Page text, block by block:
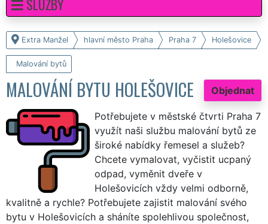
Extra Manžel hlavní město Praha Praha 7 Holešovice
Malování bytů
Objednat
MALOVÁNÍ BYTU HOLEŠOVICE
Potřebujete v městské čtvrti Praha 7
využít naši službu malování bytů ze
široké nabídky řemesel a služeb?
Chcete vymalovat, vyčistit ucpaný
odpad, vyměnit dveře v
Holešovicích vždy velmi odborně,
kvalitně a rychle? Potřebujete zajistit malování svého
bytu v Holešovicích a sháníte spolehlivou společnost,